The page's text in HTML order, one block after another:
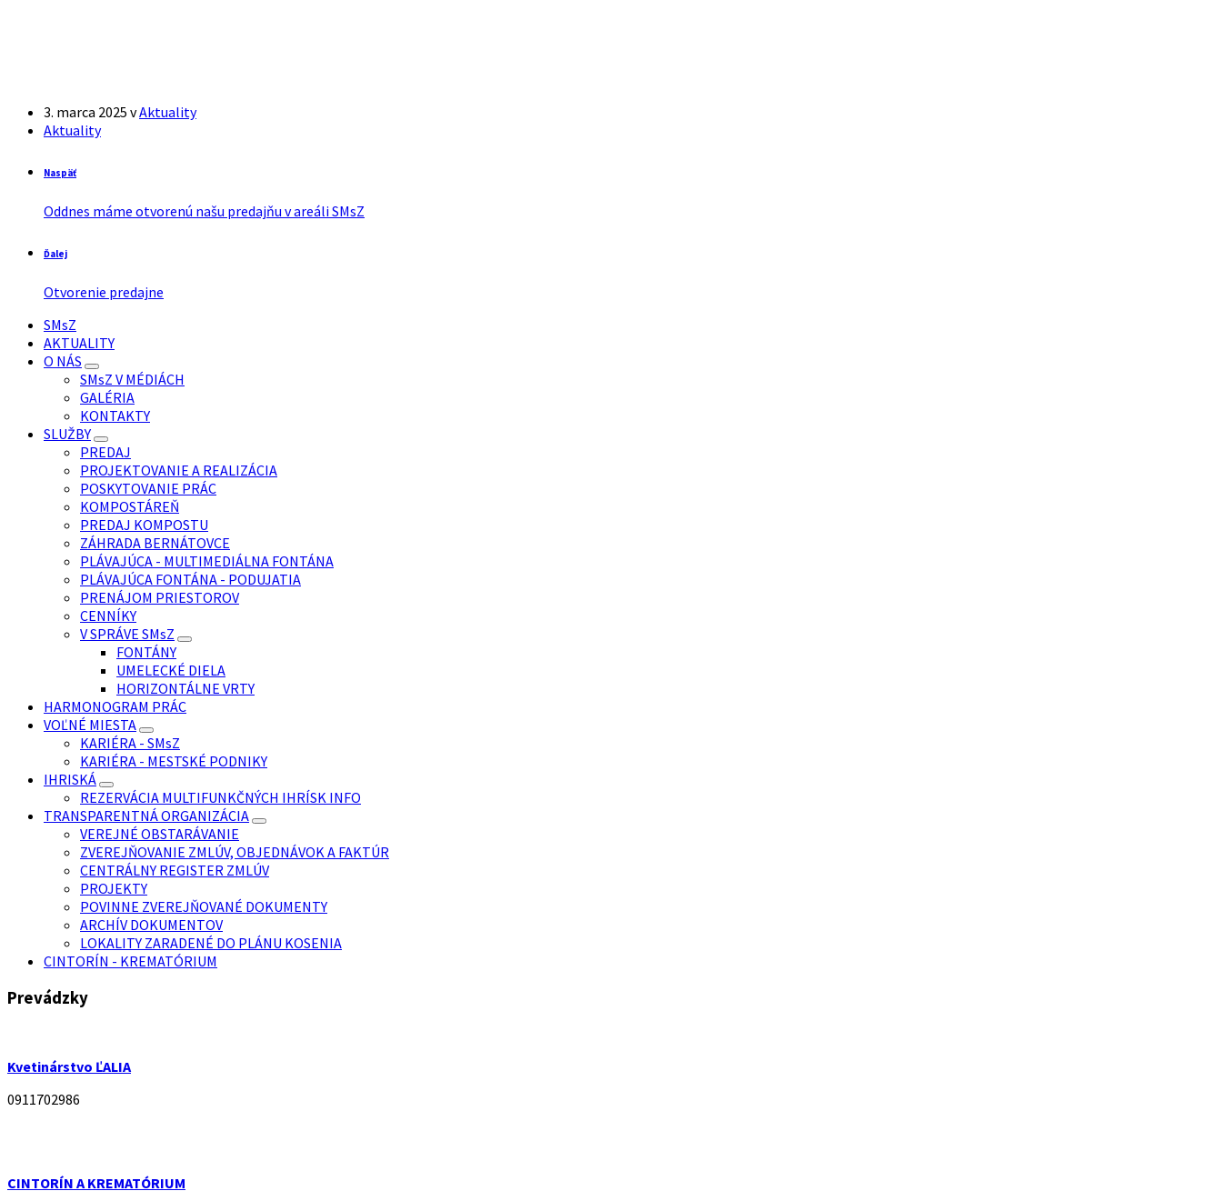
3. marca 2025 vAktuality
Aktuality
Naspäť
Oddnes máme otvorenú našu predajňu v areáli SMsZ
Ďalej
Otvorenie predajne
SMsZ
AKTUALITY
O NÁS
SMsZ V MÉDIÁCH
GALÉRIA
KONTAKTY
SLUŽBY
PREDAJ
PROJEKTOVANIE A REALIZÁCIA
POSKYTOVANIE PRÁC
KOMPOSTÁREŇ
PREDAJ KOMPOSTU
ZÁHRADA BERNÁTOVCE
PLÁVAJÚCA - MULTIMEDIÁLNA FONTÁNA
PLÁVAJÚCA FONTÁNA - PODUJATIA
PRENÁJOM PRIESTOROV
CENNÍKY
V SPRÁVE SMsZ
FONTÁNY
UMELECKÉ DIELA
HORIZONTÁLNE VRTY
HARMONOGRAM PRÁC
VOĽNÉ MIESTA
KARIÉRA - SMsZ
KARIÉRA - MESTSKÉ PODNIKY
IHRISKÁ
REZERVÁCIA MULTIFUNKČNÝCH IHRÍSK INFO
TRANSPARENTNÁ ORGANIZÁCIA
VEREJNÉ OBSTARÁVANIE
ZVEREJŇOVANIE ZMLÚV, OBJEDNÁVOK A FAKTÚR
CENTRÁLNY REGISTER ZMLÚV
PROJEKTY
POVINNE ZVEREJŇOVANÉ DOKUMENTY
ARCHÍV DOKUMENTOV
LOKALITY ZARADENÉ DO PLÁNU KOSENIA
CINTORÍN - KREMATÓRIUM
Prevádzky
Kvetinárstvo ĽALIA
0911702986
CINTORÍN A KREMATÓRIUM